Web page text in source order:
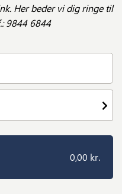
Her beder vi dig ringe til
9844 6844
0,00 kr.